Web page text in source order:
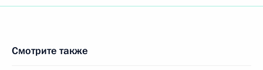
Смотрите также